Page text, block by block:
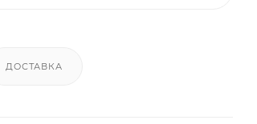
ДОСТАВКА